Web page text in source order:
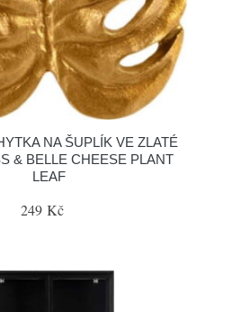
NA ŠUPLÍK VE ZLATÉ
& BELLE CHEESE PLANT
LEAF
249 Kč